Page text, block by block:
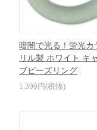
暗闇で光る！蛍光カ
リル製 ホワイト キ
ブビーズリング
1,390円(税抜)